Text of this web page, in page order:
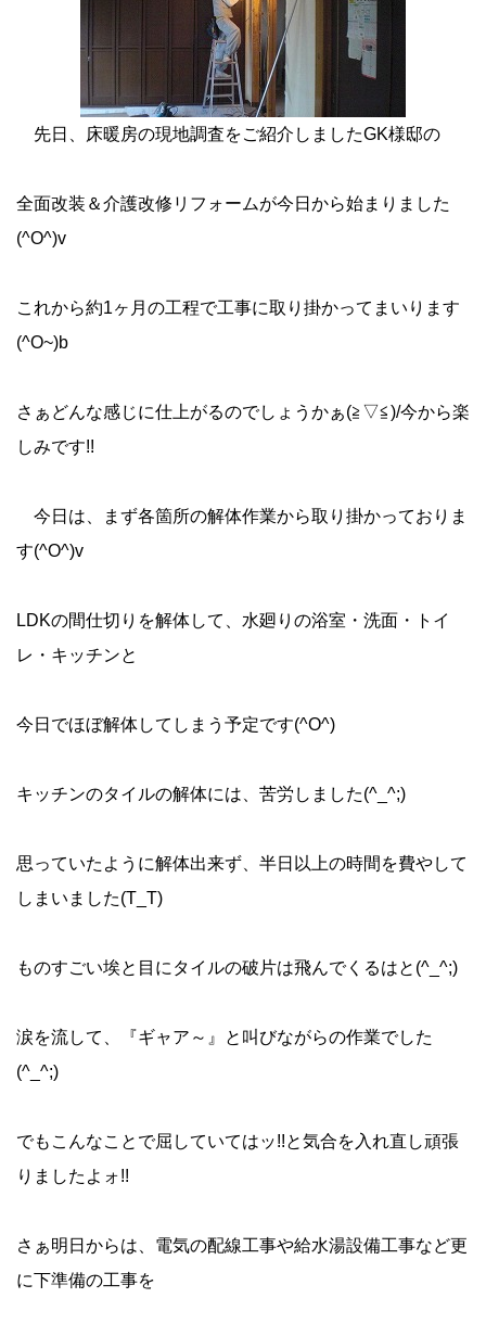
先日、床暖房の現地調査をご紹介しましたGK様邸の
全面改装＆介護改修リフォームが今日から始まりました
(^O^)v
これから約1ヶ月の工程で工事に取り掛かってまいります
(^O~)b
さぁどんな感じに仕上がるのでしょうかぁ(≧▽≦)/今から楽
しみです!!
今日は、まず各箇所の解体作業から取り掛かっておりま
す(^O^)v
LDKの間仕切りを解体して、水廻りの浴室・洗面・トイ
レ・キッチンと
今日でほぼ解体してしまう予定です(^O^)
キッチンのタイルの解体には、苦労しました(^_^;)
思っていたように解体出来ず、半日以上の時間を費やして
しまいました(T_T)
ものすごい埃と目にタイルの破片は飛んでくるはと(^_^;)
涙を流して、『ギャア～』と叫びながらの作業でした
(^_^;)
でもこんなことで屈していてはッ!!と気合を入れ直し頑張
りましたよォ!!
さぁ明日からは、電気の配線工事や給水湯設備工事など更
に下準備の工事を